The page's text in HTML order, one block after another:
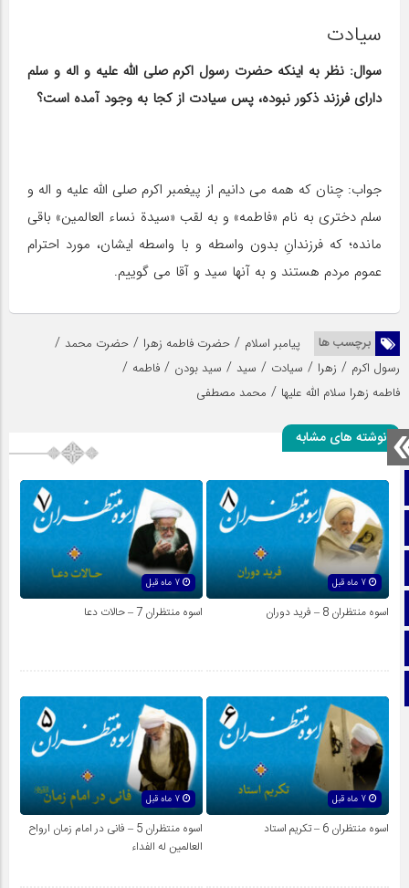
صفحه نخست
تماس با ما
آپارات
سیادت
سوال: نظر به اینکه حضرت رسول اکرم صلی الله علیه و اله و سلم
داراى فرزند ذکور نبوده، پس سیادت از کجا به وجود آمده است؟
جواب: چنان که همه مى دانیم از پیغمبر اکرم صلی الله علیه و اله و
سلم دخترى به نام «فاطمه» و به لقب «سیدة نساء العالمین» باقى
مانده؛ که فرزندانِ بدون واسطه و با واسطه ایشان، مورد احترام
عموم مردم هستند و به آنها سید و آقا مى گوییم.
برچسب ها پیامبر اسلام / حضرت فاطمه زهرا / حضرت محمد /
رسول اکرم / زهرا / سیادت / سید / سید بودن / فاطمه /
فاطمه زهرا سلام الله علیها / محمد مصطفی
نوشته های مشابه
7 ماه قبل
اسوه منتظران 8 – فرید دوران اسوه منتظران 7 – حالات دعا
7 ماه قبل
اسوه منتظران 6 – تکریم استاد
اسوه منتظران 5 – فانی در امام زمان ارواح
العالمين له الفداء